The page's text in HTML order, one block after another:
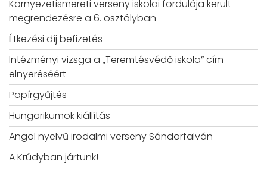
Környezetismereti verseny iskolai fordulója került
megrendezésre a 6. osztályban
Étkezési díj befizetés
Intézményi vizsga a „Teremtésvédő iskola” cím
elnyeréséért
Papírgyűjtés
Hungarikumok kiállítás
Angol nyelvű irodalmi verseny Sándorfalván
A Krúdyban jártunk!